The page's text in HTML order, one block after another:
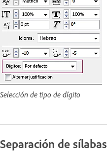
Selección de tipo de dígito
Separación de sílabas